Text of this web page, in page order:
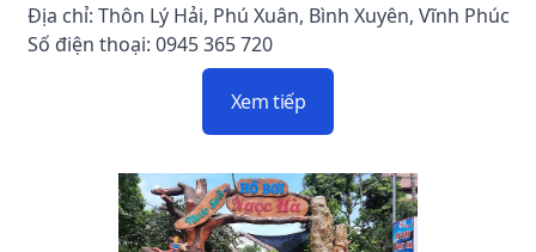
Địa chỉ: Thôn Lý Hải, Phú Xuân, Bình Xuyên, Vĩnh Phúc
Số điện thoại: 0945 365 720
Xem tiếp